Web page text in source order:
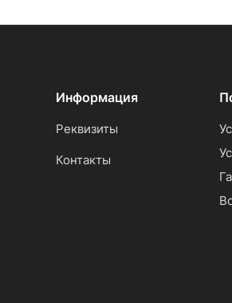
Информация
Реквизиты
Контакты